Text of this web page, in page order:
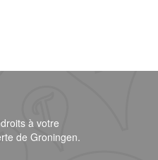
à votre
de Groningen.